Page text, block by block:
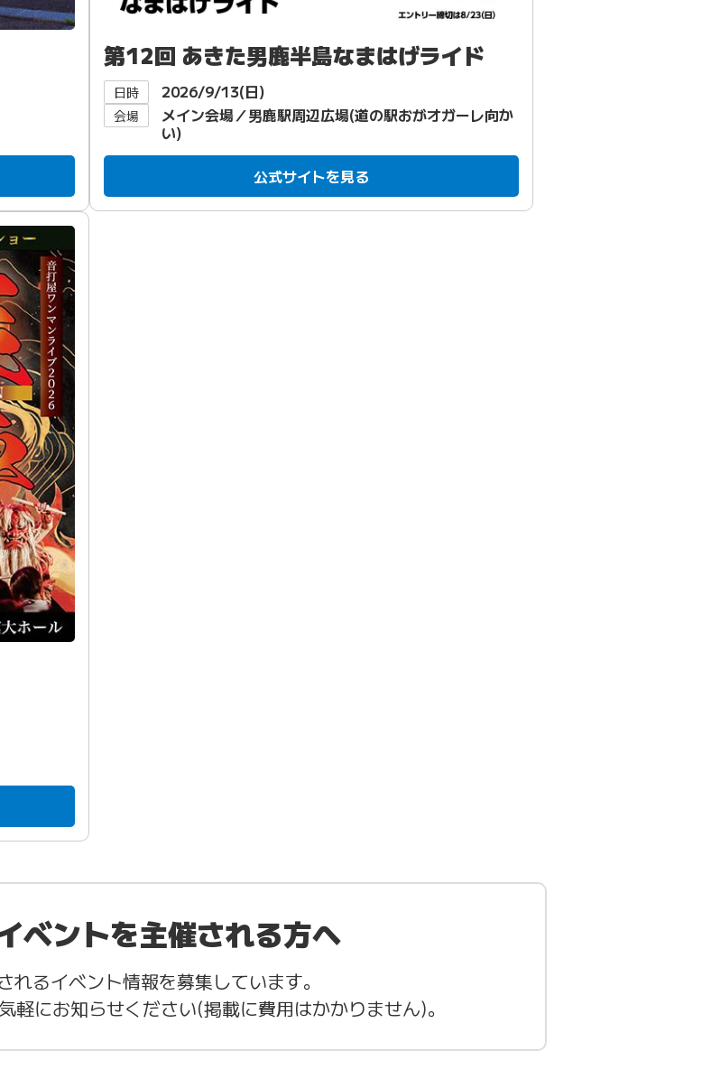
第12回 あきた男鹿半島なまはげライド
日時 2026/9/13(日)
会場
メイン会場／男鹿駅周辺広場(道の駅おがオガーレ向か
い)
公式サイトを見る
ベントを主催される方へ
れるイベント情報を募集しています。
軽にお知らせください(掲載に費用はかかりません)。